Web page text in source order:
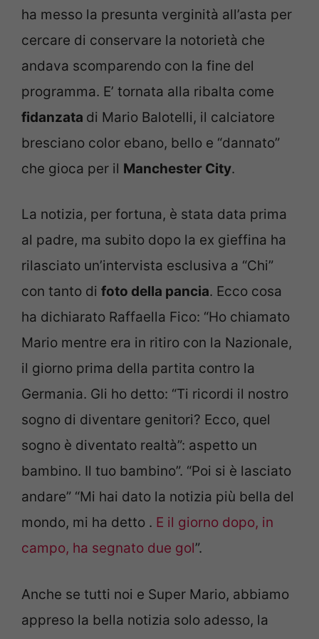
ha messo la presunta verginità all’asta per
cercare di conservare la notorietà che
andava scomparendo con la fine del
programma. E’ tornata alla ribalta come
fidanzata di Mario Balotelli, il calciatore
bresciano color ebano, bello e “dannato”
che gioca per il Manchester City.
La notizia, per fortuna, è stata data prima
al padre, ma subito dopo la ex gieffina ha
rilasciato un’intervista esclusiva a “Chi”
con tanto di foto della pancia. Ecco cosa
ha dichiarato Raffaella Fico: “Ho chiamato
Mario mentre era in ritiro con la Nazionale,
il giorno prima della partita contro la
Germania. Gli ho detto: “Ti ricordi il nostro
sogno di diventare genitori? Ecco, quel
sogno è diventato realtà”: aspetto un
bambino. Il tuo bambino”. “Poi si è lasciato
andare” “Mi hai dato la notizia più bella del
mondo, mi ha detto . E il giorno dopo, in
campo, ha segnato due gol”.
Anche se tutti noi e Super Mario, abbiamo
appreso la bella notizia solo adesso, la